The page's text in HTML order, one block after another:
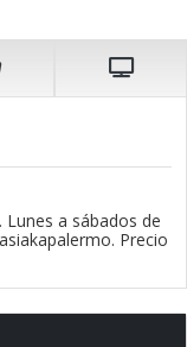
Lunes a sábados de
Precio